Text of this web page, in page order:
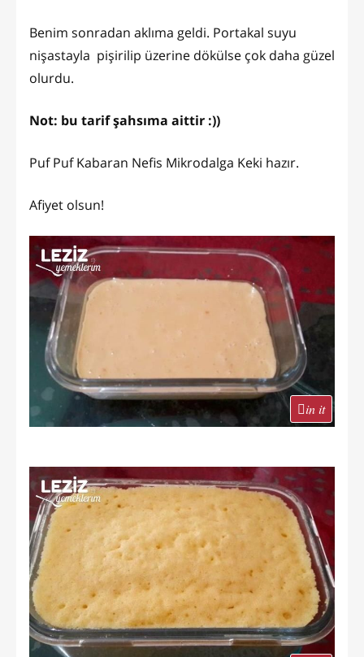
Benim sonradan aklıma geldi. Portakal suyu
nişastayla pişirilip üzerine dökülse çok daha güzel
olurdu.
Not: bu tarif şahsıma aittir :))
Puf Puf Kabaran Nefis Mikrodalga Keki hazır.
Afiyet olsun!
in it